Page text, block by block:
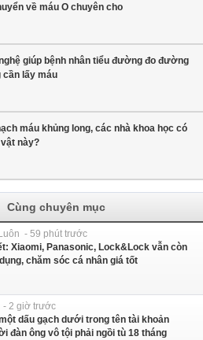
về máu O chuyên cho
giúp bệnh nhân tiểu đường đo đường
cần lấy máu
máu khủng long, các nhà khoa học có
này?
Cùng chuyên mục
- 59 phút trước
Xiaomi, Panasonic, Lock&Lock vẫn còn
chăm sóc cá nhân giá tốt
- 2 giờ trước
dấu gạch dưới trong tên tài khoản
đàn ông vô tội phải ngồi tù 18 tháng